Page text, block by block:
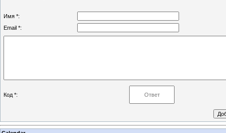
Имя *:
Email *:
Код *: